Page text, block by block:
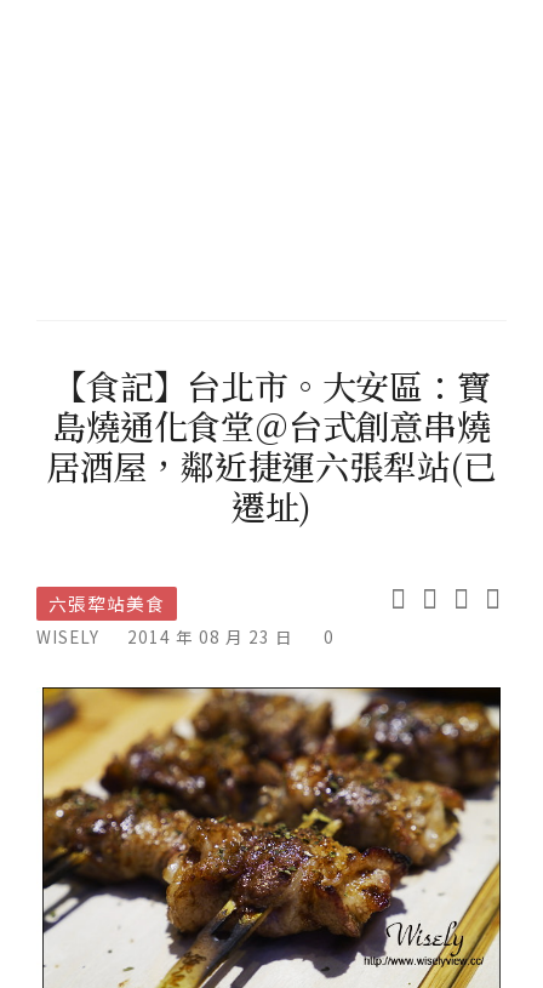
【食記】台北市。大安區：寶
島燒通化食堂＠台式創意串燒
居酒屋，鄰近捷運六張犁站(已
遷址)
六張犂站美食
WISELY 2014 年 08 月 23 日 0